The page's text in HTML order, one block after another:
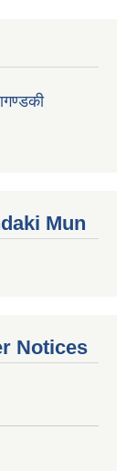
Mun
Notices